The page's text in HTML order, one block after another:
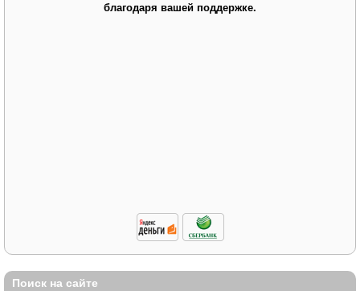
благодаря вашей поддержке.
Поиск на сайте